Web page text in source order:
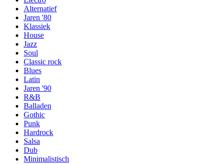
Alternatief
Jaren '80
Klassiek
House
Jazz
Soul
Classic rock
Blues
Latin
Jaren '90
R&B
Balladen
Gothic
Punk
Hardrock
Salsa
Dub
Minimalistisch